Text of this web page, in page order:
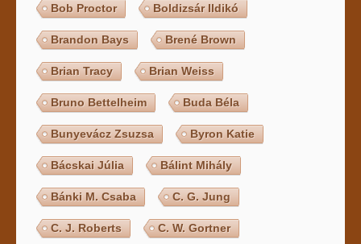
Bob Proctor Boldizsár Ildikó
Brandon Bays Brené Brown
Brian Tracy Brian Weiss
Bruno Bettelheim Buda Béla
Bunyevácz Zsuzsa Byron Katie
Bácskai Júlia Bálint Mihály
Bánki M. Csaba C. G. Jung
C. J. Roberts C. W. Gortner